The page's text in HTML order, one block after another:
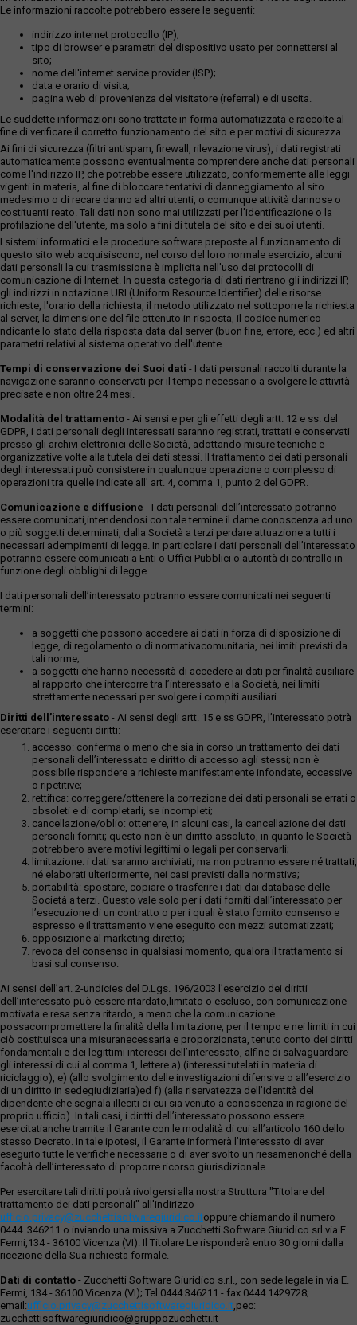
Le informazioni raccolte potrebbero essere le seguenti:
indirizzo internet protocollo (IP);
tipo di browser e parametri del dispositivo usato per connettersi al
sito;
nome dell'internet service provider (ISP);
data e orario di visita;
pagina web di provenienza del visitatore (referral) e di uscita.
Le suddette informazioni sono trattate in forma automatizzata e raccolte al
fine di verificare il corretto funzionamento del sito e per motivi di sicurezza.
Ai fini di sicurezza (filtri antispam, firewall, rilevazione virus), i dati registrati
automaticamente possono eventualmente comprendere anche dati personali
come l'indirizzo IP, che potrebbe essere utilizzato, conformemente alle leggi
vigenti in materia, al fine di bloccare tentativi di danneggiamento al sito
medesimo o di recare danno ad altri utenti, o comunque attività dannose o
costituenti reato. Tali dati non sono mai utilizzati per l'identificazione o la
profilazione dell'utente, ma solo a fini di tutela del sito e dei suoi utenti.
I sistemi informatici e le procedure software preposte al funzionamento di
questo sito web acquisiscono, nel corso del loro normale esercizio, alcuni
dati personali la cui trasmissione è implicita nell'uso dei protocolli di
comunicazione di Internet. In questa categoria di dati rientrano gli indirizzi IP,
gli indirizzi in notazione URI (Uniform Resource Identifier) delle risorse
richieste, l'orario della richiesta, il metodo utilizzato nel sottoporre la richiesta
al server, la dimensione del file ottenuto in risposta, il codice numerico
ndicante lo stato della risposta data dal server (buon fine, errore, ecc.) ed altri
parametri relativi al sistema operativo dell'utente.
Tempi di conservazione dei Suoi dati - I dati personali raccolti durante la
navigazione saranno conservati per il tempo necessario a svolgere le attività
precisate e non oltre 24 mesi.
Modalità del trattamento - Ai sensi e per gli effetti degli artt. 12 e ss. del
GDPR, i dati personali degli interessati saranno registrati, trattati e conservati
presso gli archivi elettronici delle Società, adottando misure tecniche e
organizzative volte alla tutela dei dati stessi. Il trattamento dei dati personali
degli interessati può consistere in qualunque operazione o complesso di
operazioni tra quelle indicate all' art. 4, comma 1, punto 2 del GDPR.
Comunicazione e diffusione - I dati personali dell’interessato potranno
essere comunicati,intendendosi con tale termine il darne conoscenza ad uno
o più soggetti determinati, dalla Società a terzi perdare attuazione a tutti i
necessari adempimenti di legge. In particolare i dati personali dell’interessato
potranno essere comunicati a Enti o Uffici Pubblici o autorità di controllo in
funzione degli obblighi di legge.
I dati personali dell’interessato potranno essere comunicati nei seguenti
termini:
a soggetti che possono accedere ai dati in forza di disposizione di
legge, di regolamento o di normativacomunitaria, nei limiti previsti da
tali norme;
a soggetti che hanno necessità di accedere ai dati per finalità ausiliare
al rapporto che intercorre tra l’interessato e la Società, nei limiti
strettamente necessari per svolgere i compiti ausiliari.
Diritti dell’interessato - Ai sensi degli artt. 15 e ss GDPR, l’interessato potrà
esercitare i seguenti diritti:
accesso: conferma o meno che sia in corso un trattamento dei dati
personali dell’interessato e diritto di accesso agli stessi; non è
possibile rispondere a richieste manifestamente infondate, eccessive
o ripetitive;
rettifica: correggere/ottenere la correzione dei dati personali se errati o
obsoleti e di completarli, se incompleti;
cancellazione/oblio: ottenere, in alcuni casi, la cancellazione dei dati
personali forniti; questo non è un diritto assoluto, in quanto le Società
potrebbero avere motivi legittimi o legali per conservarli;
limitazione: i dati saranno archiviati, ma non potranno essere né trattati,
né elaborati ulteriormente, nei casi previsti dalla normativa;
portabilità: spostare, copiare o trasferire i dati dai database delle
Società a terzi. Questo vale solo per i dati forniti dall’interessato per
l’esecuzione di un contratto o per i quali è stato fornito consenso e
espresso e il trattamento viene eseguito con mezzi automatizzati;
opposizione al marketing diretto;
revoca del consenso in qualsiasi momento, qualora il trattamento si
basi sul consenso.
Ai sensi dell’art. 2-undicies del D.Lgs. 196/2003 l’esercizio dei diritti
dell’interessato può essere ritardato,limitato o escluso, con comunicazione
motivata e resa senza ritardo, a meno che la comunicazione
possacompromettere la finalità della limitazione, per il tempo e nei limiti in cui
ciò costituisca una misuranecessaria e proporzionata, tenuto conto dei diritti
fondamentali e dei legittimi interessi dell’interessato, alfine di salvaguardare
gli interessi di cui al comma 1, lettere a) (interessi tutelati in materia di
riciclaggio), e) (allo svolgimento delle investigazioni difensive o all’esercizio
di un diritto in sedegiudiziaria)ed f) (alla riservatezza dell’identità del
dipendente che segnala illeciti di cui sia venuto a conoscenza in ragione del
proprio ufficio). In tali casi, i diritti dell’interessato possono essere
esercitatianche tramite il Garante con le modalità di cui all’articolo 160 dello
stesso Decreto. In tale ipotesi, il Garante informerà l’interessato di aver
eseguito tutte le verifiche necessarie o di aver svolto un riesamenonché della
facoltà dell’interessato di proporre ricorso giurisdizionale.
Per esercitare tali diritti potrà rivolgersi alla nostra Struttura "Titolare del
trattamento dei dati personali" all'indirizzo
ufficio.privacy@zucchettisofwaregiuridico.itoppure chiamando il numero
0444. 346211 o inviando una missiva a Zucchetti Software Giuridico srl via E.
Fermi,134 - 36100 Vicenza (VI). Il Titolare Le risponderà entro 30 giorni dalla
ricezione della Sua richiesta formale.
Dati di contatto - Zucchetti Software Giuridico s.r.l., con sede legale in via E.
Fermi, 134 - 36100 Vicenza (VI); Tel 0444.346211 - fax 0444.1429728;
email:ufficio.privacy@zucchettisoftwaregiuridico.it,pec:
zucchettisoftwaregiuridico@gruppozucchetti.it